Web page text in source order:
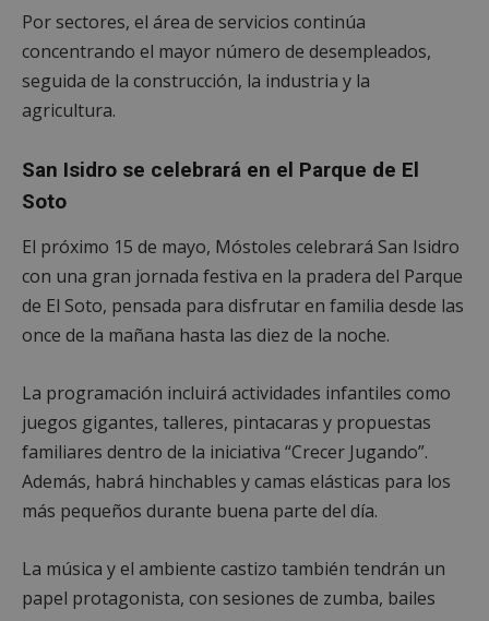
Por sectores, el área de servicios continúa
concentrando el mayor número de desempleados,
seguida de la construcción, la industria y la
agricultura.
San Isidro se celebrará en el Parque de El
Soto
El próximo 15 de mayo, Móstoles celebrará San Isidro
con una gran jornada festiva en la pradera del Parque
de El Soto, pensada para disfrutar en familia desde las
once de la mañana hasta las diez de la noche.
La programación incluirá actividades infantiles como
juegos gigantes, talleres, pintacaras y propuestas
familiares dentro de la iniciativa “Crecer Jugando”.
Además, habrá hinchables y camas elásticas para los
más pequeños durante buena parte del día.
La música y el ambiente castizo también tendrán un
papel protagonista, con sesiones de zumba, bailes